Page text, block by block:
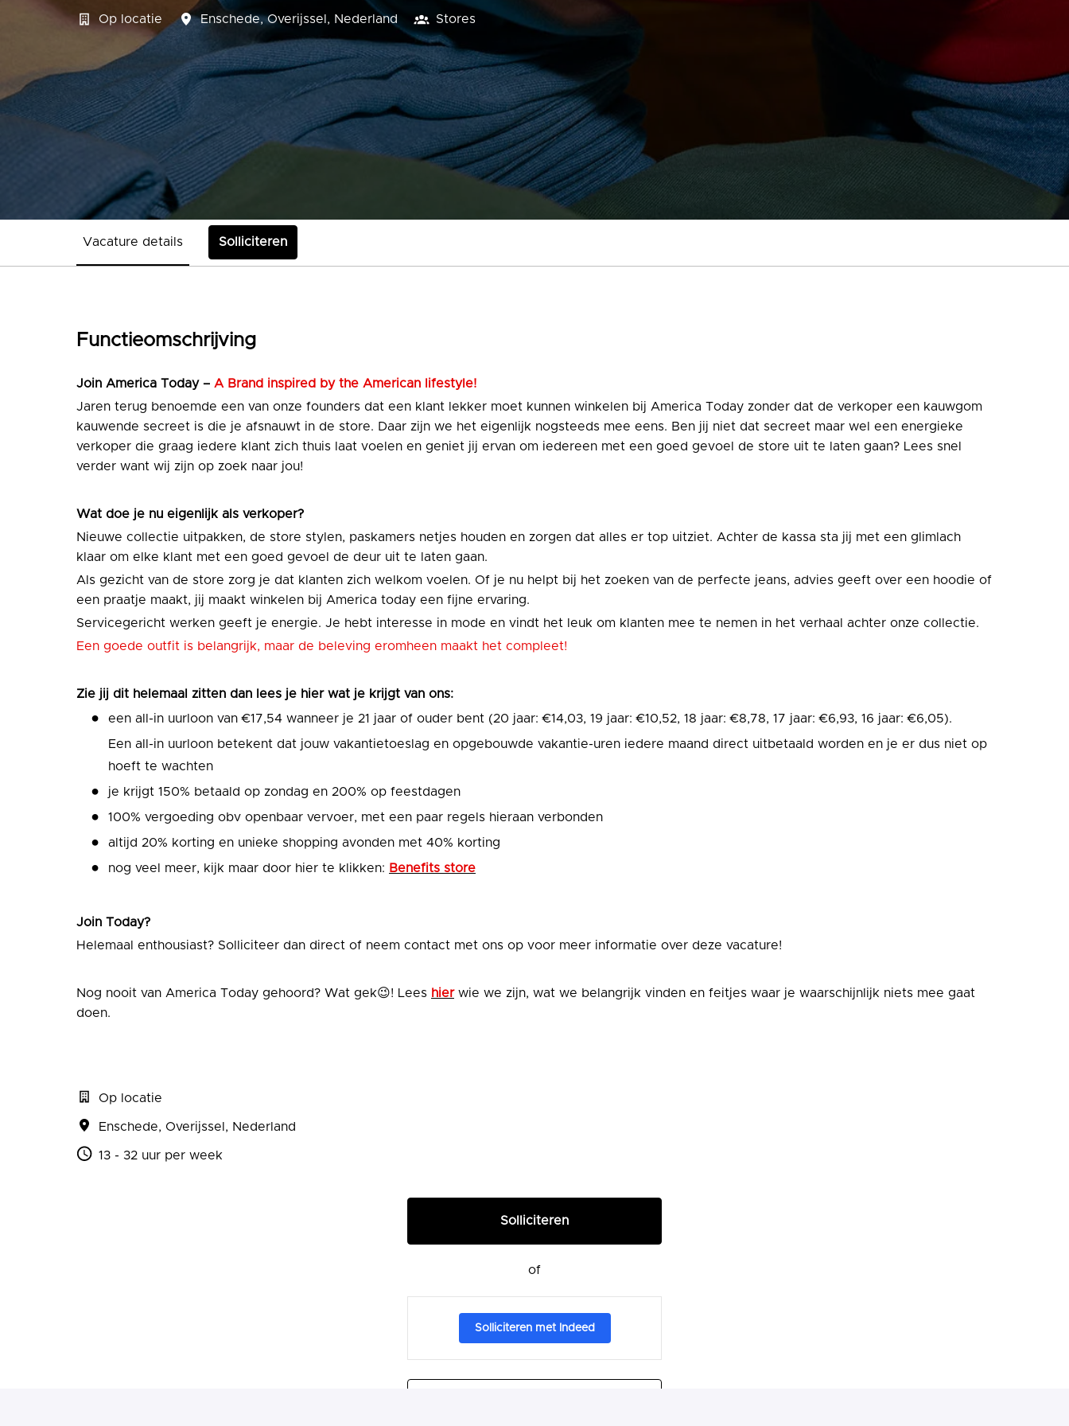
Op locatie Enschede, Overijssel , Nederland Stores
Vacature details Solliciteren
Functieomschrijving
Join America Today – A Brand inspired by the American lifestyle!
Jaren terug benoemde een van onze founders dat een klant lekker moet kunnen winkelen bij America Today zonder dat de verkoper een kauwgom
kauwende secreet is die je afsnauwt in de store. Daar zijn we het eigenlijk nogsteeds mee eens. Ben jij niet dat secreet maar wel een energieke
verkoper die graag iedere klant zich thuis laat voelen en geniet jij ervan om iedereen met een goed gevoel de store uit te laten gaan? Lees snel
verder want wij zijn op zoek naar jou!
Wat doe je nu eigenlijk als verkoper?
Nieuwe collectie uitpakken, de store stylen, paskamers netjes houden en zorgen dat alles er top uitziet. Achter de kassa sta jij met een glimlach
klaar om elke klant met een goed gevoel de deur uit te laten gaan.
Als gezicht van de store zorg je dat klanten zich welkom voelen. Of je nu helpt bij het zoeken van de perfecte jeans, advies geeft over een hoodie of
een praatje maakt, jij maakt winkelen bij America today een fijne ervaring.
Servicegericht werken geeft je energie. Je hebt interesse in mode en vindt het leuk om klanten mee te nemen in het verhaal achter onze collectie.
Een goede outfit is belangrijk, maar de beleving eromheen maakt het compleet!
Zie jij dit helemaal zitten dan lees je hier wat je krijgt van ons:
een all-in uurloon van €17,54 wanneer je 21 jaar of ouder bent (20 jaar: €14,03, 19 jaar: €10,52, 18 jaar: €8,78, 17 jaar: €6,93, 16 jaar: €6,05).
Een all-in uurloon betekent dat jouw vakantietoeslag en opgebouwde vakantie-uren iedere maand direct uitbetaald worden en je er dus niet op
hoeft te wachten
je krijgt 150% betaald op zondag en 200% op feestdagen
100% vergoeding obv openbaar vervoer, met een paar regels hieraan verbonden
altijd 20% korting en unieke shopping avonden met 40% korting
nog veel meer, kijk maar door hier te klikken: Benefits store
Join Today?
Helemaal enthousiast? Solliciteer dan direct of neem contact met ons op voor meer informatie over deze vacature!
Nog nooit van America Today gehoord? Wat gek😉! Lees hierwie we zijn, wat we belangrijk vinden en feitjes waar je waarschijnlijk niets mee gaat
doen.
Op locatie
Enschede, Overijssel , Nederland
13 - 32 uur per week
Solliciteren
of
Solliciteren met Indeed